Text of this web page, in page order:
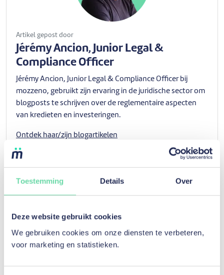
Toestemming Details Over
Deze website gebruikt cookies
We gebruiken cookies om onze diensten te verbeteren,
voor marketing en statistieken.
Artikel gepost door
Jérémy Ancion, Junior Legal &
Compliance Officer
Jérémy Ancion, Junior Legal & Compliance Officer bij
mozzeno, gebruikt zijn ervaring in de juridische sector om
blogposts te schrijven over de reglementaire aspecten
van kredieten en investeringen.
Ontdek haar/zijn blogartikelen
De inhoud van onze artikels wordt
bijgehouden door onze experts
Dit artikel is nagelezen op26 augustus 2024, doorCamille
Carlier, Head of Legal & Compliance